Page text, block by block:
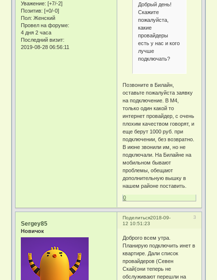
Уважение: [+7/-2]
Позитив: [+0/-0]
Пол: Женский
Провел на форуме:
4 дня 2 часа
Последний визит:
2019-08-28 06:56:11
Добрый день!
Скажите
пожалуйста,
какие
провайдеры
есть у нас и кого
лучше
подключать?
Позвоните в Билайн,
оставьте пожалуйста заявку
на подключение. В М4,
только один какой то
интернет провайдер, с очень
плохим качеством говорят, и
еще берут 1000 руб. при
подключении, без возвратно.
В июне звонили им, но не
подключали. На Билайне на
мобильном бывают
проблемы, обещают
дополнительную вышку в
нашем районе поставить.
0
Поделиться 3
2018-09-
12 10:51:23
Sergey85
Новичок
Доброго всем утра.
Планирую подключить инет в
квартире. Дали список
провайдеров (Севен
Скай(они теперь не
обслуживают перешли на